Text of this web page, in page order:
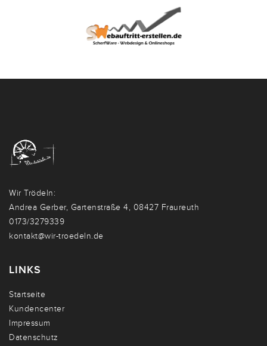
Wir Trödeln:
Andrea Gerber, Gartenstraße 4, 08427 Fraureuth
0173/3279339
kontakt@wir-troedeln.de
LINKS
Startseite
Kundencenter
Impressum
Datenschutz